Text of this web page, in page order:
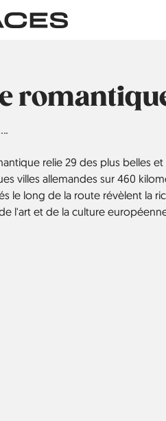
relie 29 des plus belles
villes allemandes sur 460
le long de la route révèlent la
l'art et de la culture